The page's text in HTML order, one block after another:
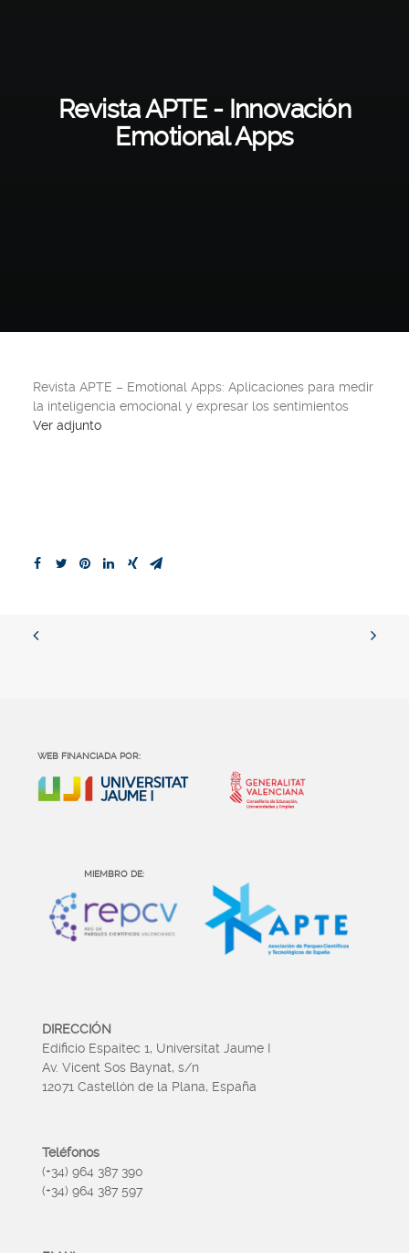
Revista APTE - Innovación
Emotional Apps
Revista APTE – Emotional Apps: Aplicaciones para medir
la inteligencia emocional y expresar los sentimientos
Ver adjunto
WEB FINANCIADA POR:
MIEMBRO DE:
DIRECCIÓN
Edificio Espaitec 1, Universitat Jaume I
Av. Vicent Sos Baynat, s/n
12071 Castellón de la Plana, España
Teléfonos
(+34) 964 387 390
(+34) 964 387 597